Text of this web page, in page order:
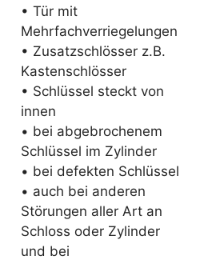
• Tür mit
Mehrfachverriegelungen
• Zusatzschlösser z.B.
Kastenschlösser
• Schlüssel steckt von
innen
• bei abgebrochenem
Schlüssel im Zylinder
• bei defekten Schlüssel
• auch bei anderen
Störungen aller Art an
Schloss oder Zylinder
und bei